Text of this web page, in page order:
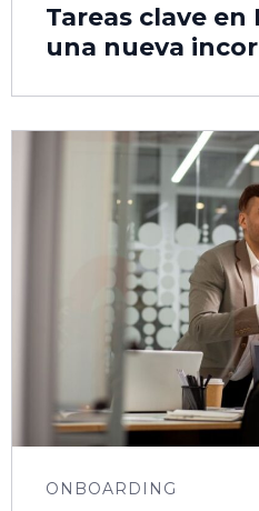
Tareas clave en
una nueva
ONBOARDING